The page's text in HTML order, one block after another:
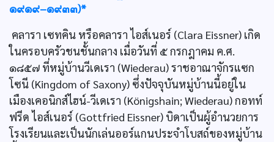
๑๙๑๙–๑๙๓๓)*
คลารา เซทคิน หรือคลารา ไอส์เนอร์ (Clara Eissner) เกิด
ในครอบครัวชนชั้นกลาง เมื่อวันที่ ๕ กรกฎาคม ค.ศ.
๑๘๕๗ ที่หมู่บ้านวีเดเรา (Wiederau) ราชอาณาจักรแซก
โซนี (Kingdom of Saxony) ซึ่งปัจจุบันหมู่บ้านนี้อยู่ใน
เมืองเคอนิกส์ไฮน์-วีเดเรา (Königshain; Wiederau) กอทท์
ฟรีด ไอส์เนอร์ (Gottfried Eissner) บิดาเป็นผู้อำนวยการ
โรงเรียนและเป็นนักเล่นออร์แกนประจำโบสถ์ของหมู่บ้าน